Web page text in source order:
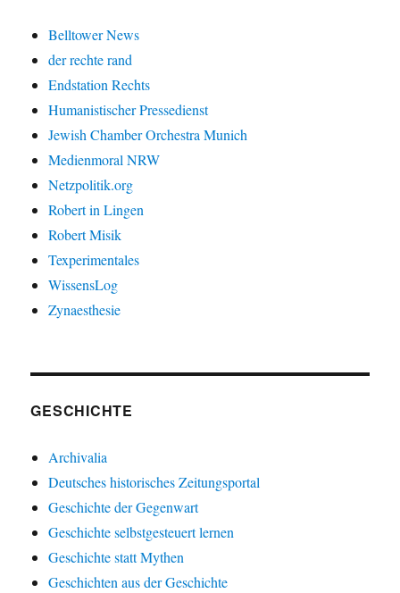
Belltower News
der rechte rand
Endstation Rechts
Humanistischer Pressedienst
Jewish Chamber Orchestra Munich
Medienmoral NRW
Netzpolitik.org
Robert in Lingen
Robert Misik
Texperimentales
WissensLog
Zynaesthesie
GESCHICHTE
Archivalia
Deutsches historisches Zeitungsportal
Geschichte der Gegenwart
Geschichte selbstgesteuert lernen
Geschichte statt Mythen
Geschichten aus der Geschichte